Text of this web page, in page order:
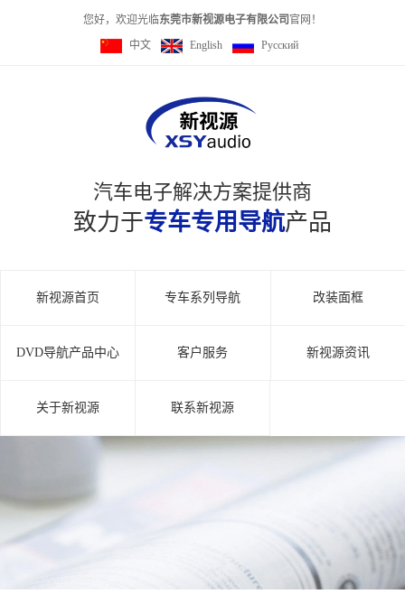
您好，欢迎光临东莞市新视源电子有限公司 官网！
中文
English Pусский
汽车电子解决方案提供商
致力于专车专用导航产品
新视源首页 专车系列导航 改装面框
DVD导航产品中心 客户服务 新视源资讯
关于新视源 联系新视源